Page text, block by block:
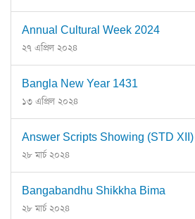
Annual Cultural Week 2024
২৭ এপ্রিল ২০২৪
Bangla New Year 1431
১৩ এপ্রিল ২০২৪
Answer Scripts Showing (STD XII)
২৮ মার্চ ২০২৪
Bangabandhu Shikkha Bima
২৮ মার্চ ২০২৪